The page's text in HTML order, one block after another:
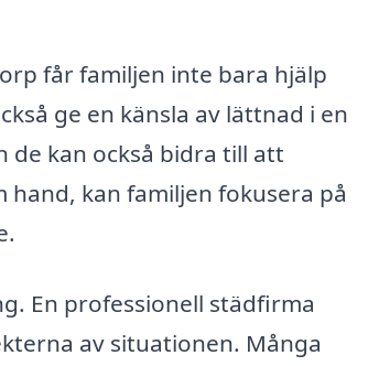
får familjen inte bara hjälp
ge en känsla av lättnad i en
de kan också bidra till att
kan familjen fokusera på
En professionell städfirma
av situationen. Många